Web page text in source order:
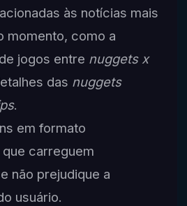
às notícias mais
momento, como a
jogos entre nuggets x
das nuggets
.
em formato
carreguem
não prejudique a
usuário.